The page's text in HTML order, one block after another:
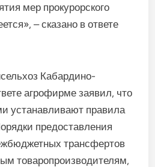
мер прокурорского
– сказано в ответе
Кабардино-
агрофирме заявил, что
устанавливают правила
предоставления
трансфертов
товаропроизводителям,